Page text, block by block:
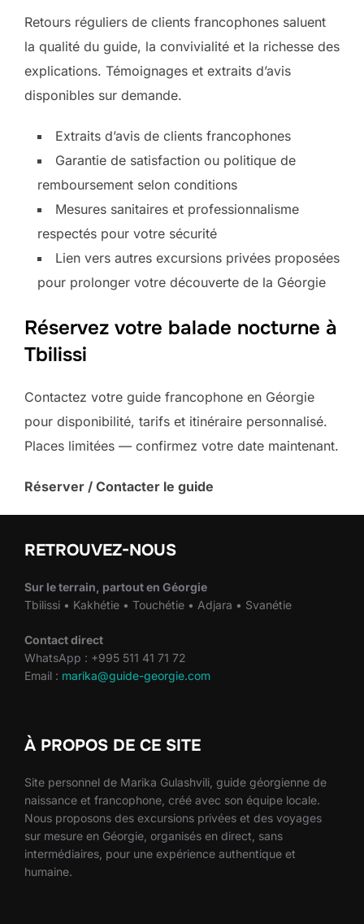
Retours réguliers de clients francophones saluent
la qualité du guide, la convivialité et la richesse des
explications. Témoignages et extraits d’avis
disponibles sur demande.
Extraits d’avis de clients francophones
Garantie de satisfaction ou politique de
remboursement selon conditions
Mesures sanitaires et professionnalisme
respectés pour votre sécurité
Lien vers autres excursions privées proposées
pour prolonger votre découverte de la Géorgie
Réservez votre balade nocturne à
Tbilissi
Contactez votre guide francophone en Géorgie
pour disponibilité, tarifs et itinéraire personnalisé.
Places limitées — confirmez votre date maintenant.
Réserver / Contacter le guide
RETROUVEZ-NOUS
Sur le terrain, partout en Géorgie
Tbilissi • Kakhétie • Touchétie • Adjara • Svanétie
Contact direct
WhatsApp : +995 511 41 71 72
Email : marika@guide-georgie.com
À PROPOS DE CE SITE
Site personnel de Marika Gulashvili, guide géorgienne de
naissance et francophone, créé avec son équipe locale.
Nous proposons des excursions privées et des voyages
sur mesure en Géorgie, organisés en direct, sans
intermédiaires, pour une expérience authentique et
humaine.